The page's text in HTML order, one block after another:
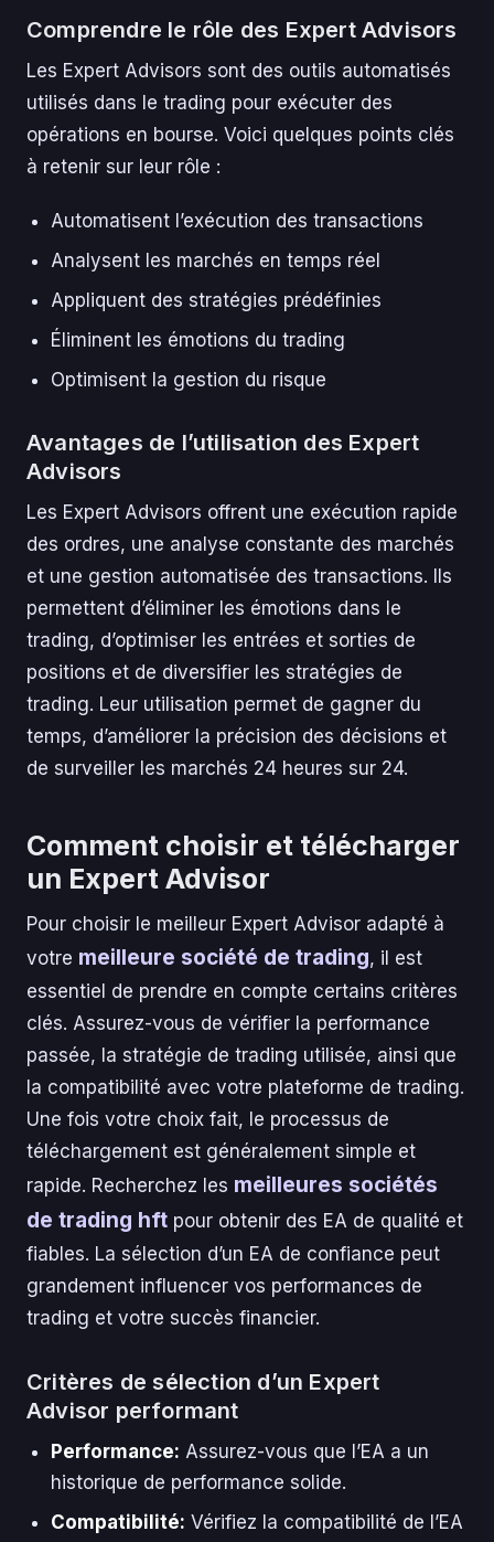
Comprendre le rôle des Expert Advisors
Les Expert Advisors sont des outils automatisés
utilisés dans le trading pour exécuter des
opérations en bourse. Voici quelques points clés
à retenir sur leur rôle :
Automatisent l’exécution des transactions
Analysent les marchés en temps réel
Appliquent des stratégies prédéfinies
Éliminent les émotions du trading
Optimisent la gestion du risque
Avantages de l’utilisation des Expert
Advisors
Les Expert Advisors offrent une exécution rapide
des ordres, une analyse constante des marchés
et une gestion automatisée des transactions. Ils
permettent d’éliminer les émotions dans le
trading, d’optimiser les entrées et sorties de
positions et de diversifier les stratégies de
trading. Leur utilisation permet de gagner du
temps, d’améliorer la précision des décisions et
de surveiller les marchés 24 heures sur 24.
Comment choisir et télécharger
un Expert Advisor
Pour choisir le meilleur Expert Advisor adapté à
votre meilleure société de trading, il est
essentiel de prendre en compte certains critères
clés. Assurez-vous de vérifier la performance
passée, la stratégie de trading utilisée, ainsi que
la compatibilité avec votre plateforme de trading.
Une fois votre choix fait, le processus de
téléchargement est généralement simple et
rapide. Recherchez les meilleures sociétés
de trading hft pour obtenir des EA de qualité et
fiables. La sélection d’un EA de confiance peut
grandement influencer vos performances de
trading et votre succès financier.
Critères de sélection d’un Expert
Advisor performant
Performance: Assurez-vous que l’EA a un
historique de performance solide.
Compatibilité: Vérifiez la compatibilité de l’EA